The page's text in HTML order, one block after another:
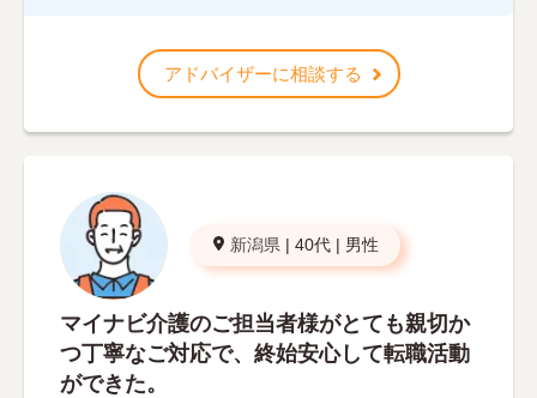
アドバイザーに相談する
新潟県 | 40代 | 男性
マイナビ介護のご担当者様がとても親切か
つ丁寧なご対応で、終始安心して転職活動
ができた。